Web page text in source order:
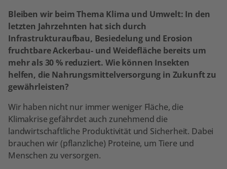
Bleiben wir beim Thema Klima und Umwelt: In den
letzten Jahrzehnten hat sich durch
Infrastrukturaufbau, Besiedelung und Erosion
fruchtbare Ackerbau- und Weidefläche bereits um
mehr als 30 % reduziert. Wie können Insekten
helfen, die Nahrungsmittelversorgung in Zukunft zu
gewährleisten?
Wir haben nicht nur immer weniger Fläche, die
Klimakrise gefährdet auch zunehmend die
landwirtschaftliche Produktivität und Sicherheit. Dabei
brauchen wir (pflanzliche) Proteine, um Tiere und
Menschen zu versorgen.